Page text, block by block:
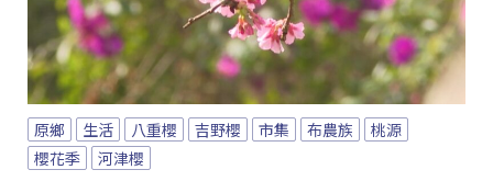
原鄉 生活 八重櫻 吉野櫻 市集 布農族
桃源
櫻花季
河津櫻